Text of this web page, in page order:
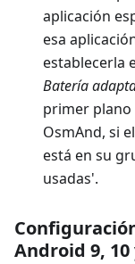
aplicación
esa
establecerla
Batería
primer plano
OsmAnd, si
está en su
usadas'.
Android 9, 10